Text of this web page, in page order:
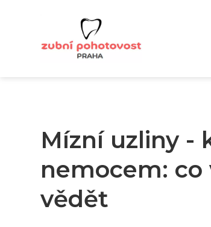
Mízní uzliny -
nemocem:
vědět